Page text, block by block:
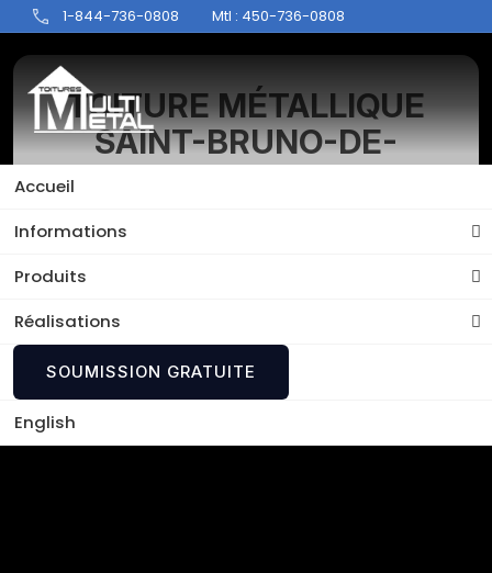
1-844-736-0808 Mtl : 450-736-0808
Accueil
Informations
Produits
Réalisations
SOUMISSION GRATUITE
English
TOITURE MÉTALLIQUE
SAINT-BRUNO-DE-
MONTARVILLE
Découvrez les services d'experts de Toitures